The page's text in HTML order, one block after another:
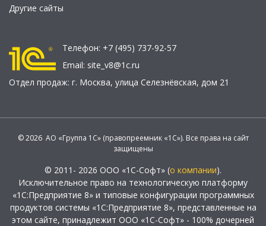
Другие сайты
Телефон: +7 (495) 737-92-57
Email: site_v8@1c.ru
Отдел продаж: г. Москва, улица Селезнёвская, дом 21
© 2026 АО «Группа 1С» (правопреемник «1С»). Все права на сайт
защищены
© 2011- 2026 ООО «1С-Софт» (о компании).
Исключительное право на технологическую платформу
«1С:Предприятие 8» и типовые конфигурации программных
продуктов системы «1С:Предприятие 8», представленные на
этом сайте, принадлежит ООО «1С-Софт» - 100% дочерней